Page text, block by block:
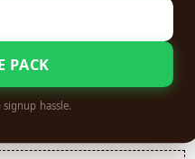
PACK
hassle.